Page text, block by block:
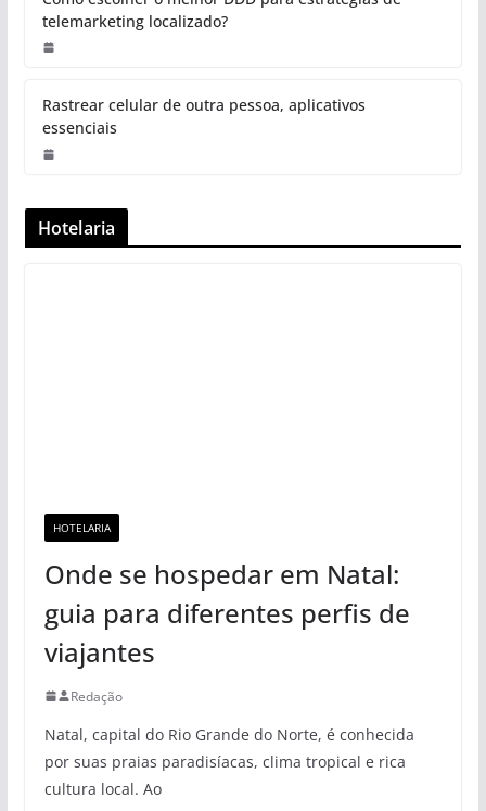
telemarketing localizado?
Rastrear celular de outra pessoa, aplicativos
essenciais
Hotelaria
HOTELARIA
Onde se hospedar em Natal:
guia para diferentes perfis de
viajantes
Redação
Natal, capital do Rio Grande do Norte, é conhecida
por suas praias paradisíacas, clima tropical e rica
cultura local. Ao